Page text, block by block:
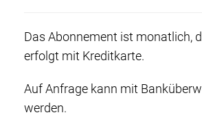
Das Abonnement ist monatlich,
erfolgt mit Kreditkarte.
Auf Anfrage kann mit
werden.